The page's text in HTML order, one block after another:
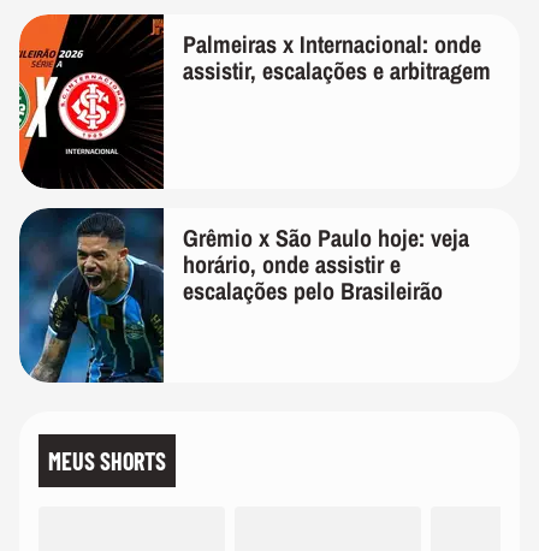
Palmeiras x Internacional: onde
assistir, escalações e arbitragem
Grêmio x São Paulo hoje: veja
horário, onde assistir e
escalações pelo Brasileirão
MEUS SHORTS